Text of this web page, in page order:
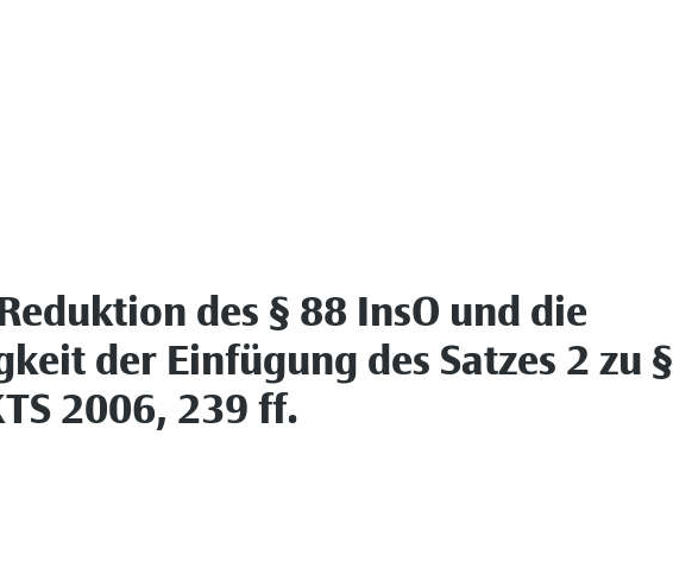
des § 88 InsO und die
der Einfügung des Satzes 2 zu §
2006, 239 ff.